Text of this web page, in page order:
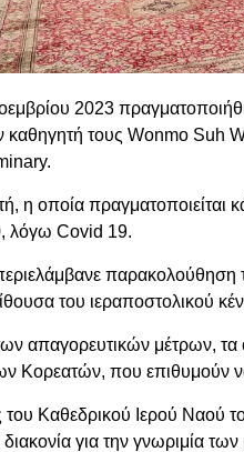
2023
καθηγητή τους Wonmo
η οποία πραγματοποιείται
λόγω Covid 19.
παρακολούθηση
του ιεραποστολικού
απαγορευτικών μέτρων, τα
Κορεατών, που επιθυμούν
Καθεδρικού Ιερού Ναού
για την γνωριμία